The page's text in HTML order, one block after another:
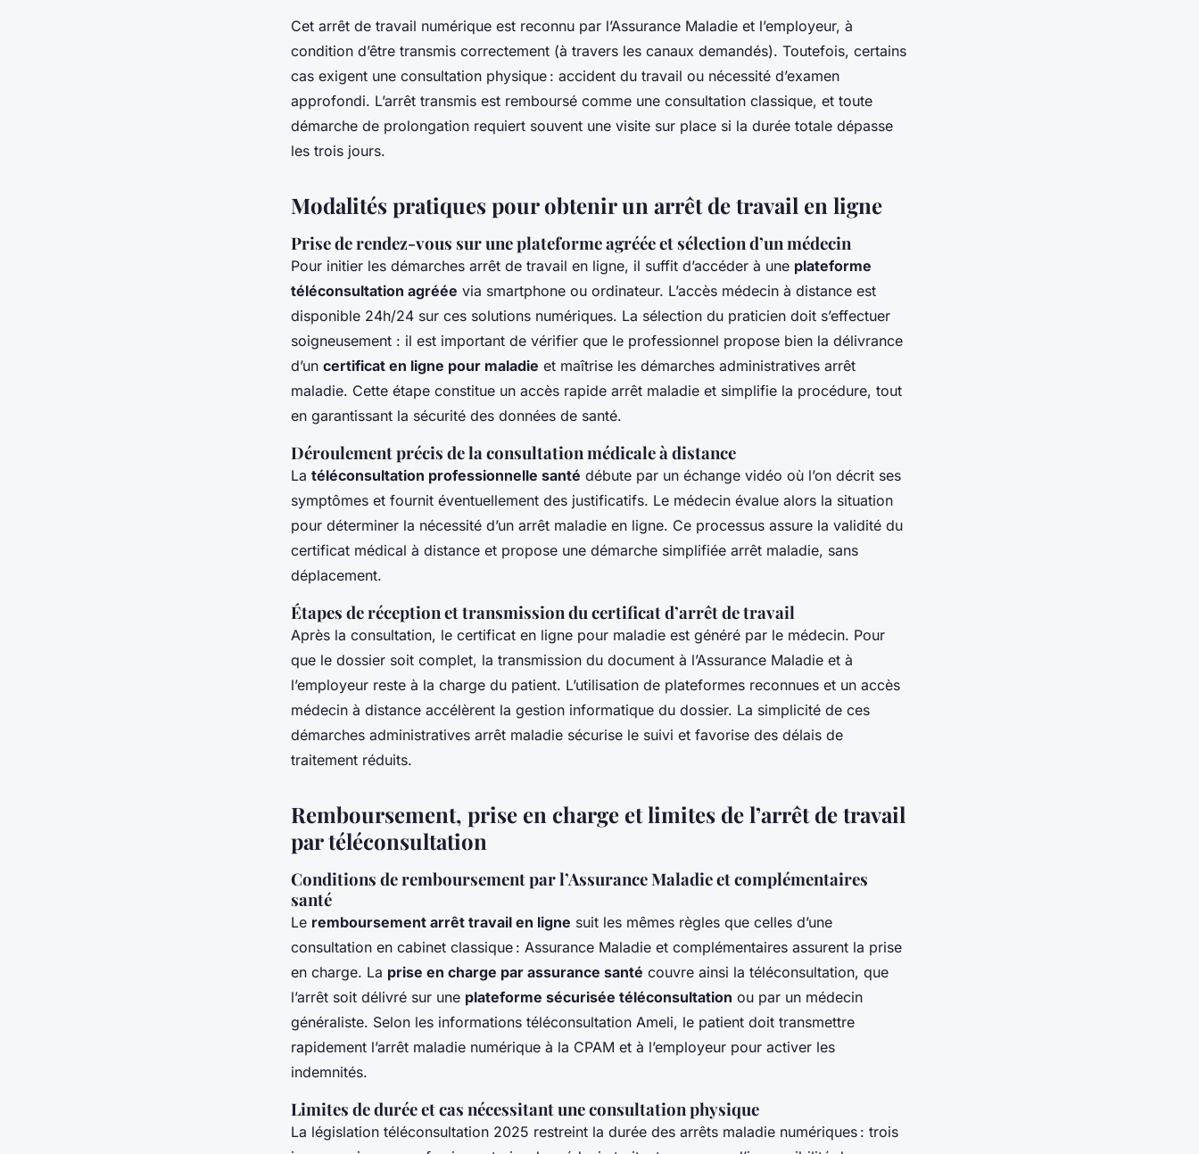
Cet arrêt de travail numérique est reconnu par l’Assurance Maladie et l’employeur, à
condition d’être transmis correctement (à travers les canaux demandés). Toutefois, certains
cas exigent une consultation physique : accident du travail ou nécessité d’examen
approfondi. L’arrêt transmis est remboursé comme une consultation classique, et toute
démarche de prolongation requiert souvent une visite sur place si la durée totale dépasse
les trois jours.
Modalités pratiques pour obtenir un arrêt de travail en ligne
Prise de rendez-vous sur une plateforme agréée et sélection d’un médecin
Pour initier les démarches arrêt de travail en ligne, il suffit d’accéder à une plateforme
téléconsultation agréée via smartphone ou ordinateur. L’accès médecin à distance est
disponible 24h/24 sur ces solutions numériques. La sélection du praticien doit s’effectuer
soigneusement : il est important de vérifier que le professionnel propose bien la délivrance
d’un certificat en ligne pour maladie et maîtrise les démarches administratives arrêt
maladie. Cette étape constitue un accès rapide arrêt maladie et simplifie la procédure, tout
en garantissant la sécurité des données de santé.
Déroulement précis de la consultation médicale à distance
La téléconsultation professionnelle santé débute par un échange vidéo où l’on décrit ses
symptômes et fournit éventuellement des justificatifs. Le médecin évalue alors la situation
pour déterminer la nécessité d’un arrêt maladie en ligne. Ce processus assure la validité du
certificat médical à distance et propose une démarche simplifiée arrêt maladie, sans
déplacement.
Étapes de réception et transmission du certificat d’arrêt de travail
Après la consultation, le certificat en ligne pour maladie est généré par le médecin. Pour
que le dossier soit complet, la transmission du document à l’Assurance Maladie et à
l’employeur reste à la charge du patient. L’utilisation de plateformes reconnues et un accès
médecin à distance accélèrent la gestion informatique du dossier. La simplicité de ces
démarches administratives arrêt maladie sécurise le suivi et favorise des délais de
traitement réduits.
Remboursement, prise en charge et limites de l’arrêt de travail
par téléconsultation
Conditions de remboursement par l’Assurance Maladie et complémentaires
santé
Le remboursement arrêt travail en ligne suit les mêmes règles que celles d’une
consultation en cabinet classique : Assurance Maladie et complémentaires assurent la prise
en charge. La prise en charge par assurance santé couvre ainsi la téléconsultation, que
l’arrêt soit délivré sur une plateforme sécurisée téléconsultation ou par un médecin
généraliste. Selon les informations téléconsultation Ameli, le patient doit transmettre
rapidement l’arrêt maladie numérique à la CPAM et à l’employeur pour activer les
indemnités.
Limites de durée et cas nécessitant une consultation physique
La législation téléconsultation 2025 restreint la durée des arrêts maladie numériques : trois